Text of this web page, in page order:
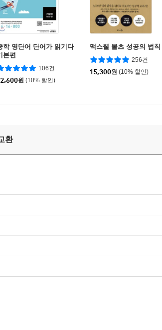
학 영단어 단어가 읽기다
본편
106건
원 (10% 할인)
맥스웰 몰츠 성공의 법칙
256건
15,300원 (10% 할인)
트
환